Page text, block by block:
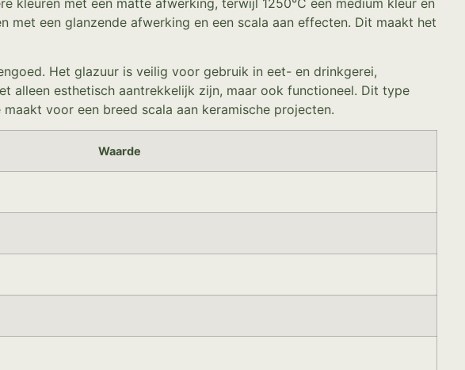
een glanzende afwerking en een scala aan effecten. Dit maakt het
Het glazuur is veilig voor gebruik in eet- en drinkgerei,
alleen esthetisch aantrekkelijk zijn, maar ook functioneel. Dit type
voor een breed scala aan keramische projecten.
Waarde